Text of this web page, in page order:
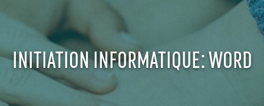
INITIATION INFORMATIQUE: WORD